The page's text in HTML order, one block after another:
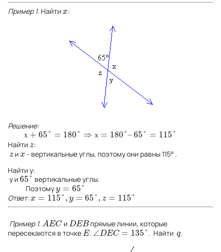
Пример 1. Найти x
x :
Решение:
х + 65° = 180° ⇒ х = 180°–65° = 115°
х +65°=180° ⇒х=180°– 65°=115°
Найти z
z:
z
z иx
x - вертикальные углы, поэтому они равны 115° .
Найти y:
y и 65°
65° вертикальные углы.
Поэтомуy = 65°
y=65°
Ответ: x = 115°, y = 65°, z = 115°
x=115°,y=65° z= 115°
Пример 1. AEC
AEC иDEB
DEB
прямые линии, которые
пересекаются в точкеE
E . ∠DEC
∠DEC = 135°
=135° . Найтиq
q.